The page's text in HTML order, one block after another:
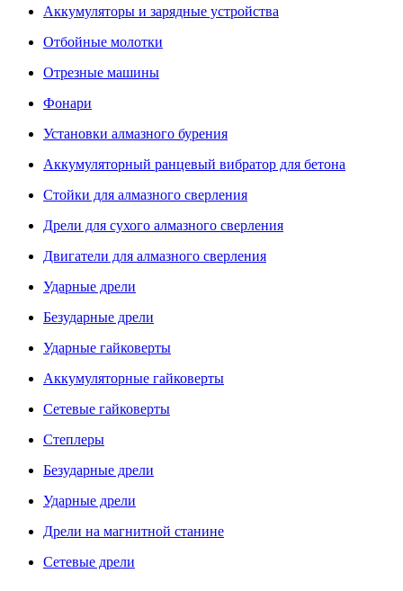
Аккумуляторы и зарядные устройства
Отбойные молотки
Отрезные машины
Фонари
Установки алмазного бурения
Аккумуляторный ранцевый вибратор для бетона
Стойки для алмазного сверления
Дрели для сухого алмазного сверления
Двигатели для алмазного сверления
Ударные дрели
Безударные дрели
Ударные гайковерты
Аккумуляторные гайковерты
Сетевые гайковерты
Степлеры
Безударные дрели
Ударные дрели
Дрели на магнитной станине
Сетевые дрели